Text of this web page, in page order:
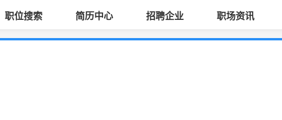
职位搜索 简历中心 招聘企业 职场资讯